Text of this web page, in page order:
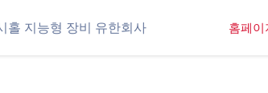
홀 지능형 장비 유한회사 홈페이